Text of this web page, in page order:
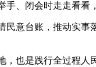
闭会时走走看看
台账，推动实事
是践行全过程人